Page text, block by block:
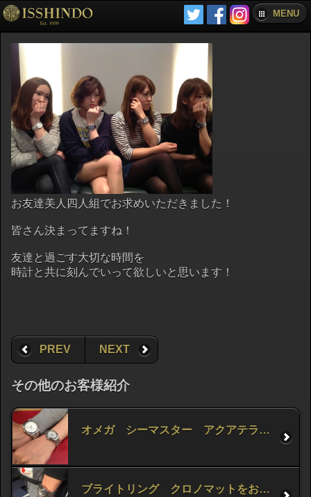
MENU
お友達美人四人組でお求めいただきました！
皆さん決まってますね！
友達と過ごす大切な時間を
時計と共に刻んでいって欲しいと思います！
PREV NEXT
その他のお客様紹介
オメガ シーマスター アクアテラをお求め頂きました！
ブライトリング クロノマットをお求め頂きました！